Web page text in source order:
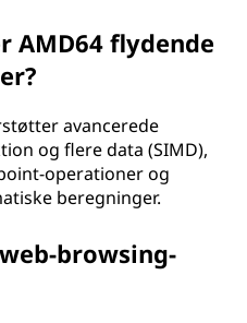
AMD64 flydende
avancerede
og flere data (SIMD),
operationer og
beregninger.
browsing-